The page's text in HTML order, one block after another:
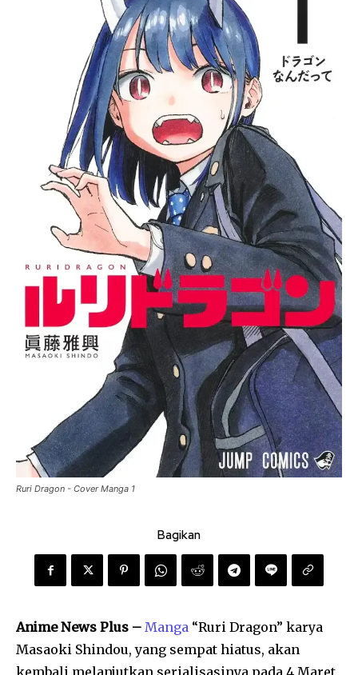
Ruri Dragon - Cover Manga 1
Bagikan
Anime News Plus – Manga “Ruri Dragon” karya
Masaoki Shindou, yang sempat hiatus, akan